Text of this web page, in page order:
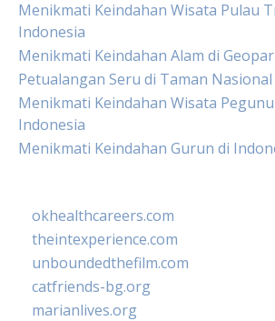
Menikmati Keindahan Wisata Pulau
Indonesia
Menikmati Keindahan Alam di
Petualangan Seru di Taman
Menikmati Keindahan Wisata
Indonesia
Menikmati Keindahan Gurun di
okhealthcareers.com
theintexperience.com
unboundedthefilm.com
catfriends-bg.org
marianlives.org